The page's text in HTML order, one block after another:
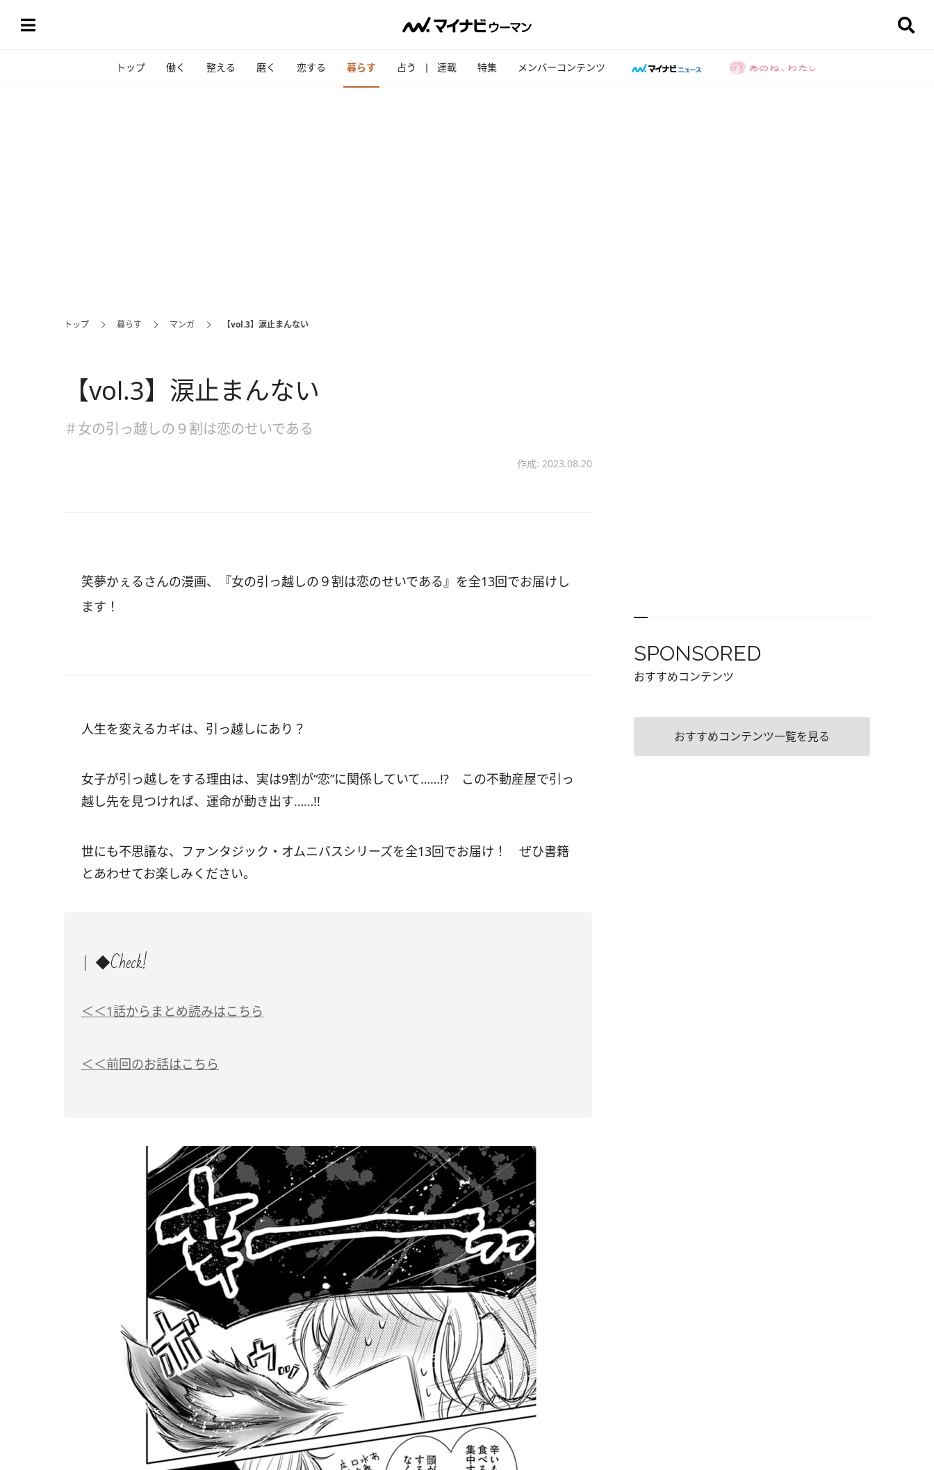
トップ 働く 整える 磨く 恋する 暮らす 占う 連載 特集 メンバーコンテンツ
トップ 暮らす マンガ 【vol.3】涙止まんない
【vol.3】涙止まんない
＃女の引っ越しの９割は恋のせいである
作成: 2023.08.20
笑夢かぇるさんの漫画、『女の引っ越しの９割は恋のせいである』を全13回でお届けし
ます！
人生を変えるカギは、引っ越しにあり？
女子が引っ越しをする理由は、実は9割が“恋”に関係していて……!? この不動産屋で引っ
越し先を見つければ、運命が動き出す……!!
世にも不思議な、ファンタジック・オムニバスシリーズを全13回でお届け！ ぜひ書籍
とあわせてお楽しみください。
◆Check!
＜＜1話からまとめ読みはこちら
＜＜前回のお話はこちら
SPONSORED
おすすめコンテンツ
おすすめコンテンツ一覧を見る